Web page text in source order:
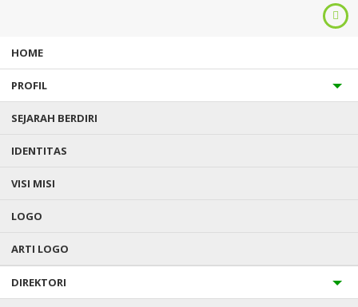
HOME
PROFIL
SEJARAH BERDIRI
IDENTITAS
VISI MISI
LOGO
ARTI LOGO
DIREKTORI
Anda ada di :